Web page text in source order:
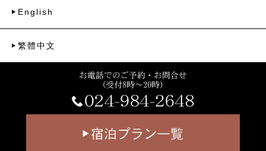
English
繁體中文